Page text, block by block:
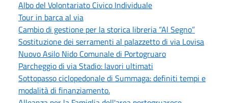
Albo del Volontariato Civico Individuale
Tour in barca al via
Cambio di gestione per la storica libreria “Al Segno”
Sostituzione dei serramenti al palazzetto di via Lovisa
Nuovo Asilo Nido Comunale di Portogruaro
Parcheggio di via Stadio: lavori ultimati
Sottopasso ciclopedonale di Summaga: definiti tempi e
modalità di finanziamento.